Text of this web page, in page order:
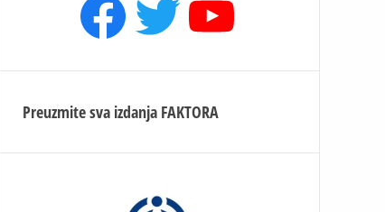
Facebook
TwitterYouTube
Preuzmite sva izdanja FAKTORA